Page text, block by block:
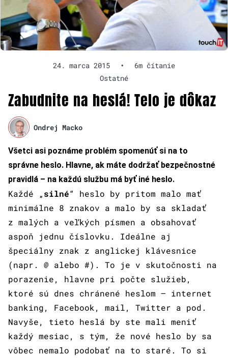
24. marca 2015 •
6m čítanie
Ostatné
Zabudnite na heslá! Telo je dôkaz
Ondrej Macko
Všetci asi poznáme problém spomenúť si na to
správne heslo. Hlavne, ak máte dodržať bezpečnostné
pravidlá – na každú službu má byť iné heslo.
Každé „silné“ heslo by pritom malo mať
minimálne 8 znakov a malo by sa skladať
z malých a veľkých písmen a obsahovať
aspoň jednu číslovku. Ideálne aj
špeciálny znak z anglickej klávesnice
(napr. @ alebo #). To je v skutočnosti na
porazenie, hlavne pri počte služieb,
ktoré sú dnes chránené heslom – internet
banking, Facebook, mail, Twitter a pod.
Navyše, tieto heslá by ste mali meniť
každý mesiac, s tým, že nové heslo by sa
vôbec nemalo podobať na to staré. To si